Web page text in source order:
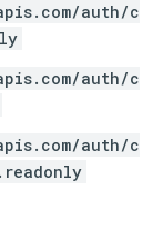
auth/c
auth/c
auth/c